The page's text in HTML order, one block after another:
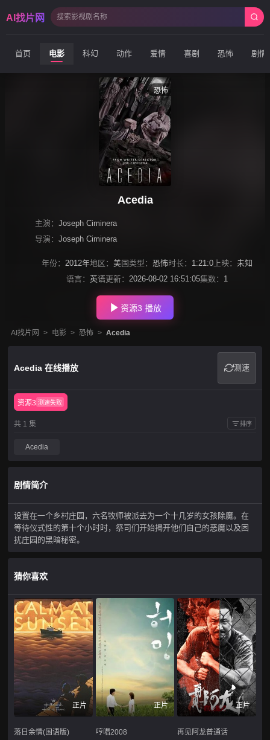
AI找片网
首页 电影 科幻 动作 爱情 喜剧 恐怖 剧情
恐怖
Acedia
主演： Joseph Ciminera
导演： Joseph Ciminera
年份： 2012年地区： 美国 类型： 恐怖时长： 1:21:0 上映： 未知
语言： 英语更新： 2026-08-02 16:51:05集数： 1
资源3 播放
AI找片网 > 电影 > 恐怖 > Acedia
Acedia 在线播放 测速
资源3 测速失败
共 1 集 排序
Acedia
剧情简介
设置在一个乡村庄园，六名牧师被派去为一个十几岁的女孩除魔。在
等待仪式性的第十个小时时，祭司们开始揭开他们自己的恶魔以及困
扰庄园的黑暗秘密。
猜你喜欢
正片
落日余情(国语版)
正片
哼唱2008
正片
再见阿龙普通话